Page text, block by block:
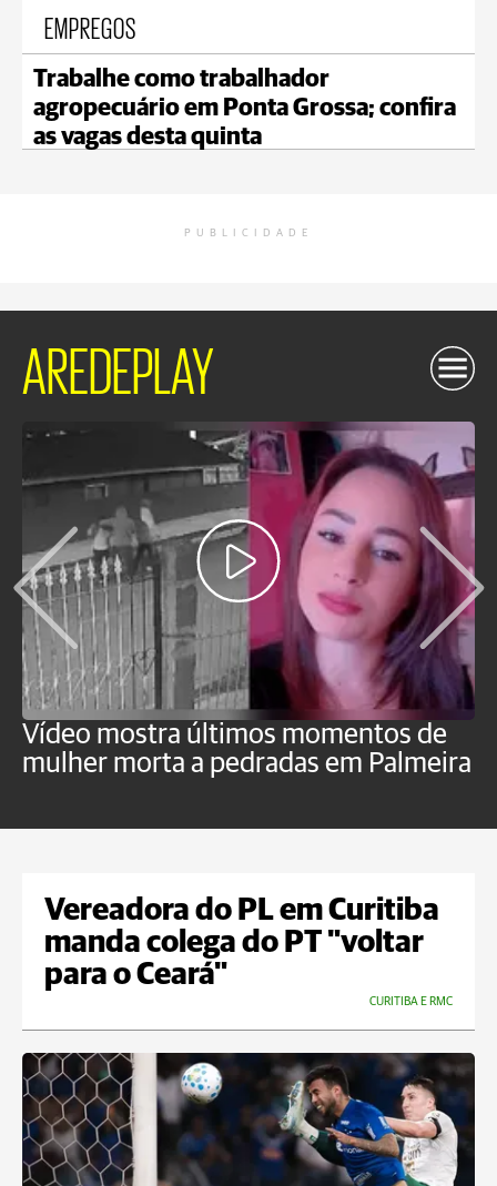
EMPREGOS
Trabalhe como trabalhador
agropecuário em Ponta Grossa; confira
as vagas desta quinta
PUBLICIDADE
AREDEPLAY
Vídeo mostra últimos momentos de
mulher morta a pedradas em Palmeira
Vereadora do PL em Curitiba
manda colega do PT "voltar
para o Ceará"
CURITIBA E RMC